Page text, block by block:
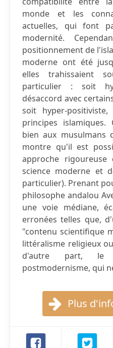
monde et les
actuelles, qui font
modernité.
positionnement de
moderne ont été
elles trahissaient
particulier : soit
désaccord avec
soit hyper-
principes
bien aux musulmans
montre qu'il est
approche
science moderne et
particulier). Prenant
philosophe andalou
une voie médiane,
erronées telles que,
"contenu scientifique
littéralisme religieux
d'autre part, le
postmodernisme, qui
Plus